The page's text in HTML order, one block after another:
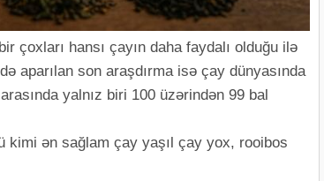
çoxları hansı çayın daha faydalı olduğu ilə
aparılan son araşdırma isə çay dünyasında
yalnız biri 100 üzərindən 99 bal
kimi ən sağlam çay yaşıl çay yox, rooibos